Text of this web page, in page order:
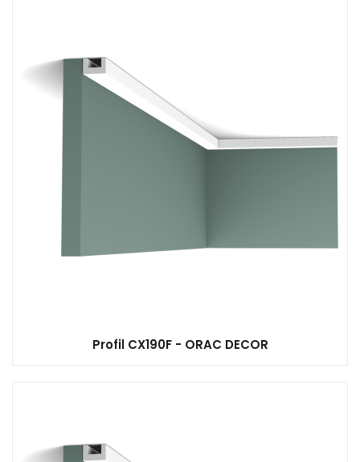
Profil CX190F - ORAC DECOR